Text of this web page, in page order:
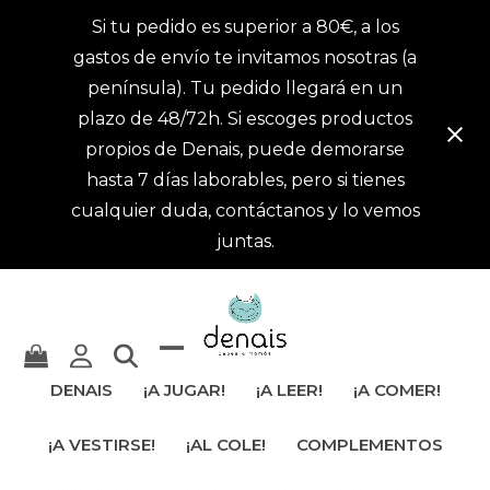
Si tu pedido es superior a 80€, a los
gastos de envío te invitamos nosotras (a
península). Tu pedido llegará en un
plazo de 48/72h. Si escoges productos
propios de Denais, puede demorarse
hasta 7 días laborables, pero si tienes
cualquier duda, contáctanos y lo vemos
juntas.
ocultar
móvil
DENAIS ¡A JUGAR! ¡A LEER! ¡A COMER!
¡A VESTIRSE! ¡AL COLE! COMPLEMENTOS